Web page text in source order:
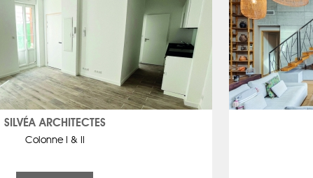
SILVÉA ARCHITECTES
Colonne I & II